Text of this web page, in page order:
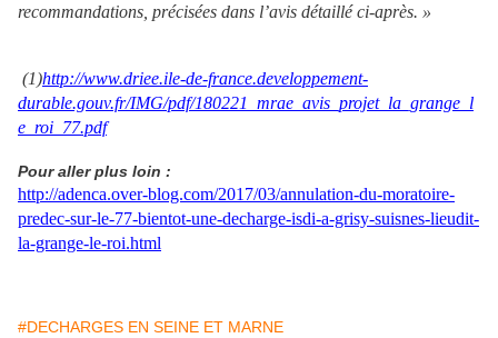
recommandations, précisées dans l’avis détaillé ci-après. »
(1)http://www.driee.ile-de-france.developpement-
durable.gouv.fr/IMG/pdf/180221_mrae_avis_projet_la_grange_l
e_roi_77.pdf
Pour aller plus loin :
http://adenca.over-blog.com/2017/03/annulation-du-moratoire-
predec-sur-le-77-bientot-une-decharge-isdi-a-grisy-suisnes-lieudit-
la-grange-le-roi.html
#DECHARGES EN SEINE ET MARNE